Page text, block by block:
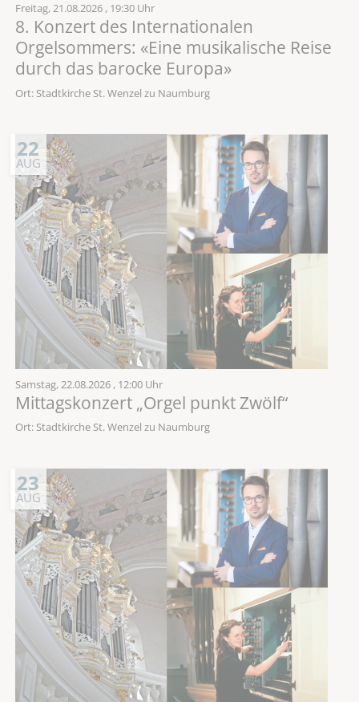
Freitag,21.08.2026 , 19:30 Uhr
8. Konzert des Internationalen
Orgelsommers: «Eine musikalische Reise
durch das barocke Europa»
Ort: Stadtkirche St. Wenzel zu Naumburg
22
AUG
Samstag, 22.08.2026 , 12:00 Uhr
Mittagskonzert „Orgel punkt Zwölf“
Ort: Stadtkirche St. Wenzel zu Naumburg
23
AUG